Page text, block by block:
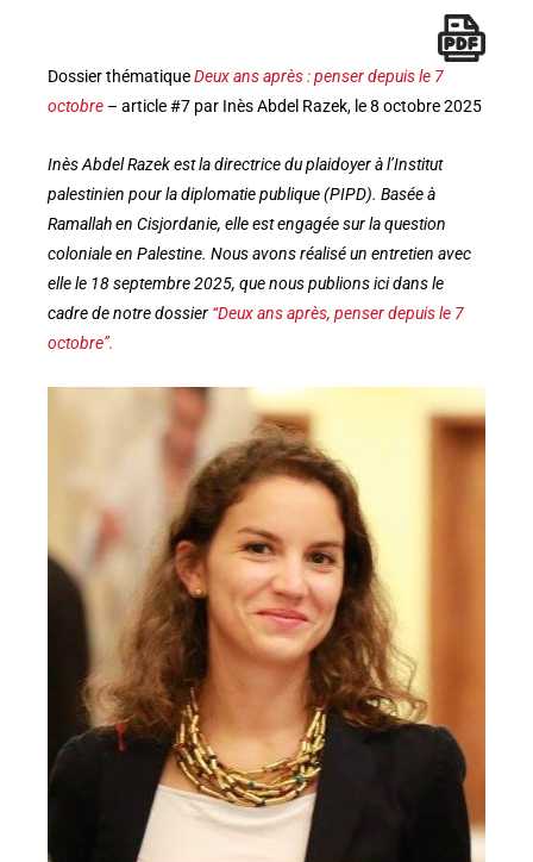
Dossier thématiqueDeux ans après : penser depuis le 7
octobre – article #7 par Inès Abdel Razek, le 8 octobre 2025
Inès Abdel Razek est la directrice du plaidoyer à l’Institut
palestinien pour la diplomatie publique (PIPD). Basée à
Ramallah en Cisjordanie, elle est engagée sur la question
coloniale en Palestine. Nous avons réalisé un entretien avec
elle le 18 septembre 2025, que nous publions ici dans le
cadre de notre dossier “Deux ans après, penser depuis le 7
octobre”.